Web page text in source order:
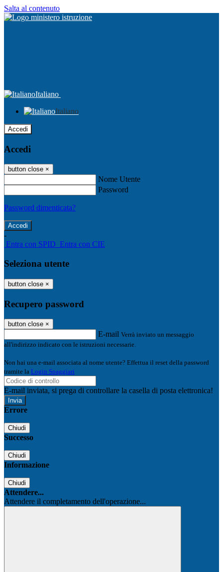
Salta al contenuto
Italiano
Italiano
Accedi
Accedi
button close ×
Nome Utente
Password
Password dimenticata?
-
Entra con SPID Entra con CIE
Seleziona utente
button close ×
Recupero password
button close ×
E-mail Verrà inviato un messaggio
all'indirizzo indicato con le istruzioni necessarie.
Non hai una e-mail associata al nome utente? Effettua il reset della password
tramite la Login Spaggiari
E-mail inviata, si prega di controllare la casella di posta elettronica!
Errore
Chiudi
Successo
Chiudi
Informazione
Chiudi
Attendere...
Attendere il completamento dell'operazione...